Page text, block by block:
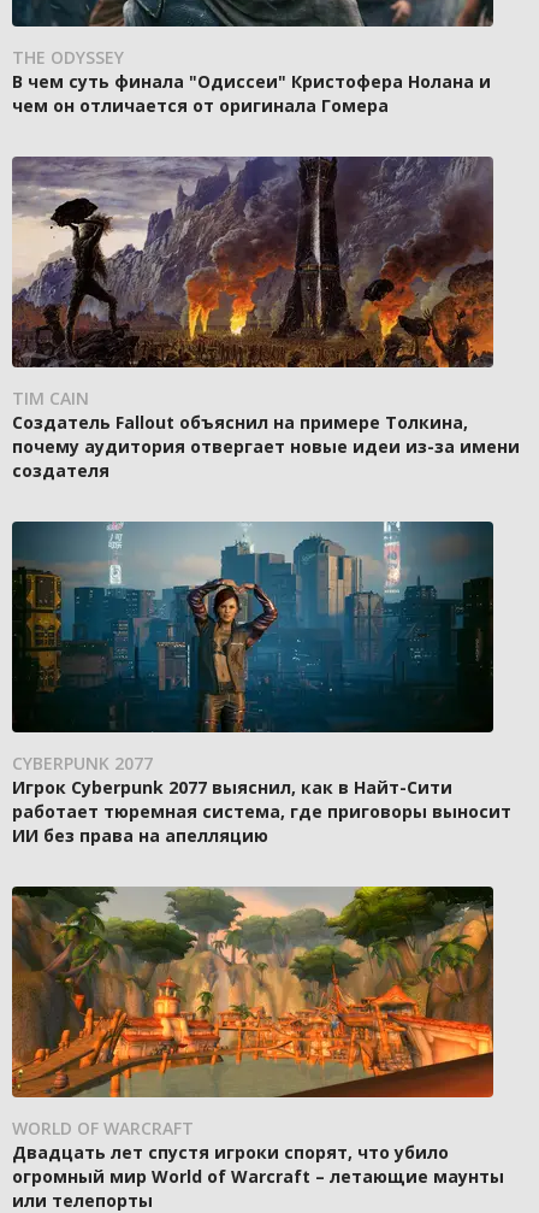
THE ODYSSEY
В чем суть финала "Одиссеи" Кристофера Нолана и
чем он отличается от оригинала Гомера
TIM CAIN
Создатель Fallout объяснил на примере Толкина,
почему аудитория отвергает новые идеи из-за имени
создателя
CYBERPUNK 2077
Игрок Cyberpunk 2077 выяснил, как в Найт-Сити
работает тюремная система, где приговоры выносит
ИИ без права на апелляцию
WORLD OF WARCRAFT
Двадцать лет спустя игроки спорят, что убило
огромный мир World of Warcraft – летающие маунты
или телепорты